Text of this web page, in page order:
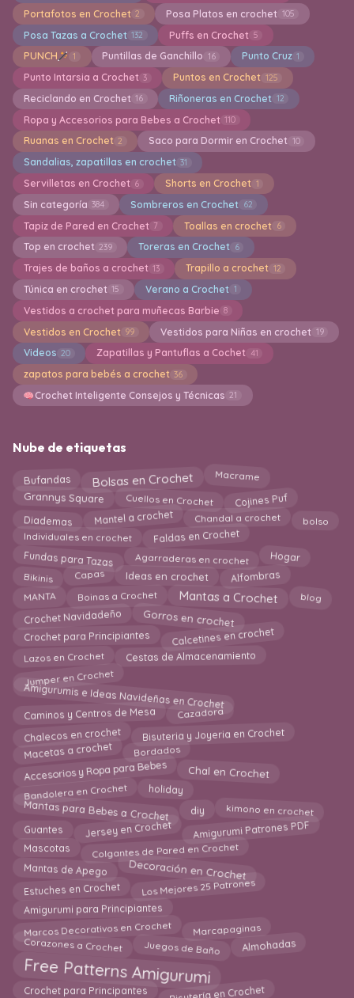
Portafotos en Crochet 2 Posa Platos en crochet 105
Posa Tazas a Crochet 132 Puffs en Crochet 5
PUNCH 1 Puntillas de Ganchillo 16 Punto Cruz 1
Punto Intarsia a Crochet 3 Puntos en Crochet 125
Reciclando en Crochet 16 Riñoneras en Crochet 12
Ropa y Accesorios para Bebes a Crochet 110
Ruanas en Crochet 2 Saco para Dormir en Crochet 10
Sandalias, zapatillas en crochet 31
Servilletas en Crochet 6 Shorts en Crochet 1
Sin categoría 384 Sombreros en Crochet 62
Tapiz de Pared en Crochet 7 Toallas en crochet 6
Top en crochet 239 Toreras en Crochet 6
Trajes de baños a crochet 13 Trapillo a crochet 12
Túnica en crochet 15 Verano a Crochet 1
Vestidos a crochet para muñecas Barbie 8
Vestidos en Crochet 99 Vestidos para Niñas en crochet 19
Videos 20 Zapatillas y Pantuflas a Cochet 41
zapatos para bebés a crochet 36
Crochet Inteligente Consejos y Técnicas 21
Nube de etiquetas
Bufandas Bolsas en Crochet Macrame
Grannys Square Cuellos en Crochet Cojines Puf
Diademas Mantel a crochet Chandal a crochet bolso
Individuales en crochet Faldas en Crochet
Fundas para Tazas Agarraderas en crochet Hogar
Bikinis Capas Ideas en crochet Alfombras
MANTA Boinas a Crochet Mantas a Crochet blog
Crochet Navidadeño Gorros en crochet
Crochet para Principiantes Calcetines en crochet
Lazos en Crochet Cestas de Almacenamiento
Jumper en Crochet
Amigurumis e Ideas Navideñas en Crochet
Caminos y Centros de Mesa Cazadora
Chalecos en crochet Bisuteria y Joyeria en Crochet
Macetas a crochet Bordados
Accesorios y Ropa para Bebes Chal en Crochet
Bandolera en Crochet holiday
Mantas para Bebes a Crochet diy kimono en crochet
Guantes Jersey en Crochet Amigurumi Patrones PDF
Mascotas Colgantes de Pared en Crochet
Mantas de Apego Decoración en Crochet
Estuches en Crochet Los Mejores 25 Patrones
Amigurumi para Principiantes
Marcos Decorativos en Crochet Marcapaginas
Corazones a Crochet Juegos de Baño Almohadas
Free Patterns Amigurumi
Crochet para Principantes Bisutería en Crochet